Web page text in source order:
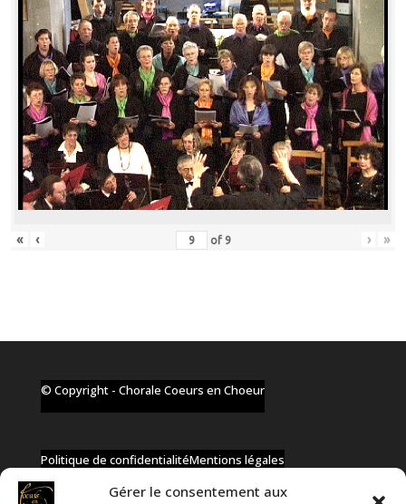
Gérer le consentement aux
« ‹ of 9 › »
© Copyright - Chorale Coeurs en Choeur
Politique de confidentialitéMentions légales